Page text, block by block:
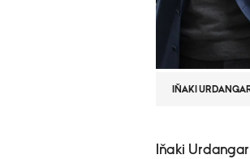
IŇAKI
​Iňaki